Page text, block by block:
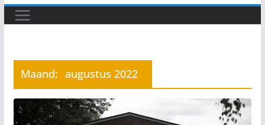
Maand: augustus 2022